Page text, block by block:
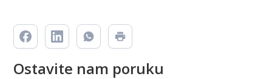
Ostavite nam poruku